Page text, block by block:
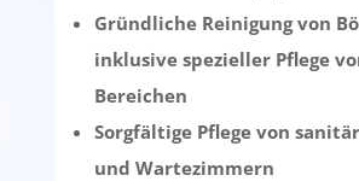
Gründliche Reinigung von
inklusive spezieller Pflege
Bereichen
Sorgfältige Pflege von
und Wartezimmern